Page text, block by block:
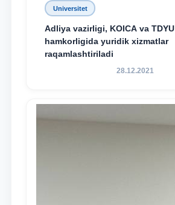
Universitet
Adliya vazirligi, KOICA va TDYU
hamkorligida yuridik xizmatlar
raqamlashtiriladi
28.12.2021